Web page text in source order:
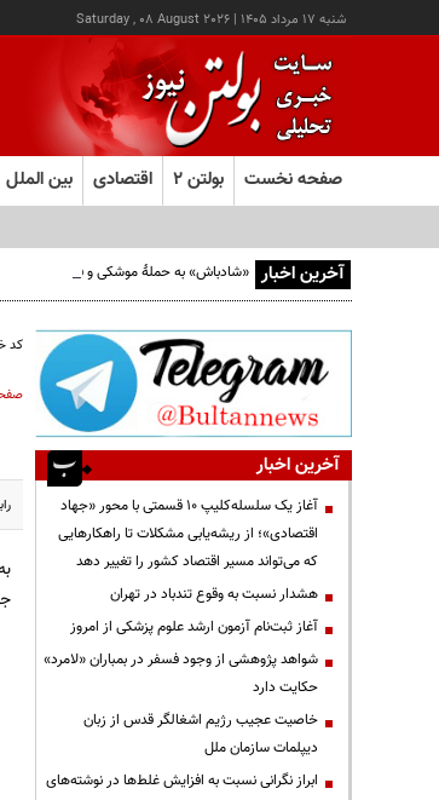
شنبه ۱۷ مرداد ۱۴۰۵ |
Saturday , 08 August 2026
صفحه نخست بولتن ۲ اقتصادی بین الملل
آخرین اخبار «شادباش» به حملۀ موشکی و فیلمی بدون
کد
آخرین اخبار
آغاز یک سلسله‌کلیپ ۱۰ قسمتی با محور «جهاد
اقتصادی»؛ از ریشه‌یابی مشکلات تا راهکارهایی
که می‌تواند مسیر اقتصاد کشور را تغییر دهد
هشدار نسبت به وقوع تندباد در تهران
آغاز ثبت‌نام آزمون ارشد علوم پزشکی از امروز
شواهد پژوهشی از وجود فسفر در بمباران «لامرد»
حکایت دارد
خاصیت عجیب رژیم اشغالگر قدس از زبان
دیپلمات سازمان ملل
ابراز نگرانی نسبت به افزایش غلط‌ها در نوشته‌های